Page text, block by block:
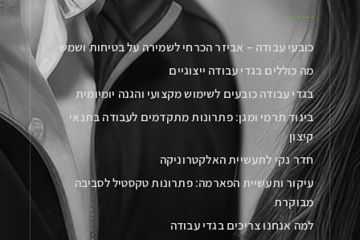
כובעי עבודה – אביזר הכרחי לשמירה על בטיחות ושמש
מה כוללים בגדי עבודה ייצוגיים
בגדי עבודה כובעים לשימוש מקצועי והגנה יומיומית
ביגוד תרמי ומגן: פתרונות מתקדמים לעבודה בתנאי
קיצון
חדר נקי לתעשיית האלקטרוניקה
עיקור ותעשיית הפארמה: פתרונות טקסטיל לסביבה
מבוקרת
למה אנחנו צריכים בגדי עבודה